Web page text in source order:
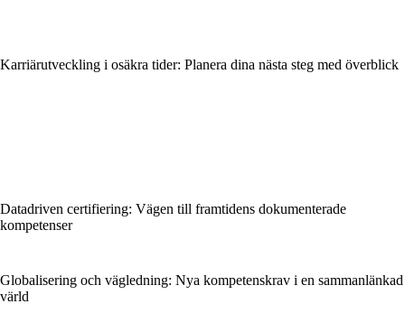
Karriärutveckling i osäkra tider: Planera dina nästa steg med överblick
Datadriven certifiering: Vägen till framtidens dokumenterade
kompetenser
Globalisering och vägledning: Nya kompetenskrav i en sammanlänkad
värld